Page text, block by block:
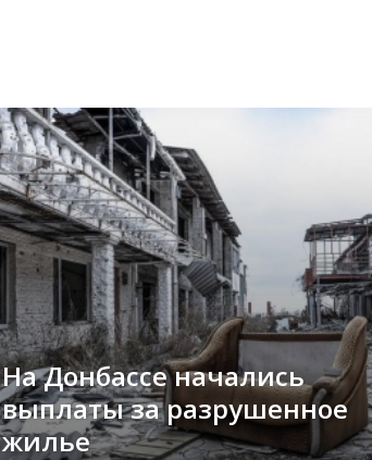
На Донбассе начались
выплаты за разрушенное
жилье